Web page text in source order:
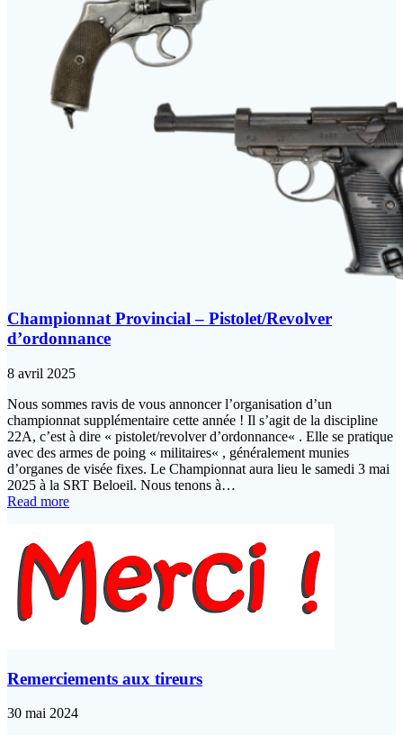
Championnat Provincial – Pistolet/Revolver
d’ordonnance
8 avril 2025
Nous sommes ravis de vous annoncer l’organisation d’un
championnat supplémentaire cette année ! Il s’agit de la discipline
22A, c’est à dire « pistolet/revolver d’ordonnance« . Elle se pratique
avec des armes de poing « militaires« , généralement munies
d’organes de visée fixes. Le Championnat aura lieu le samedi 3 mai
2025 à la SRT Beloeil. Nous tenons à…
Read more
Remerciements aux tireurs
30 mai 2024